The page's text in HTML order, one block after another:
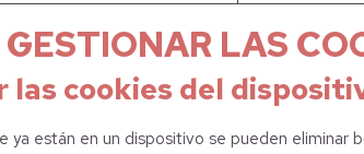
LAS
las cookies del
ya están en un dispositivo se pueden